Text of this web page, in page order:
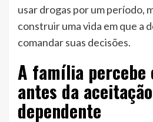
usar drogas por um período,
construir uma vida em que a
comandar suas decisões.
A família percebe
antes da
dependente